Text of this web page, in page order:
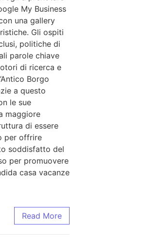
My Business
una gallery
Gli ospiti
politiche di
parole chiave
di ricerca e
Borgo
a questo
le sue
maggiore
di essere
per offrire
soddisfatto del
per promuovere
casa vacanze
Read More